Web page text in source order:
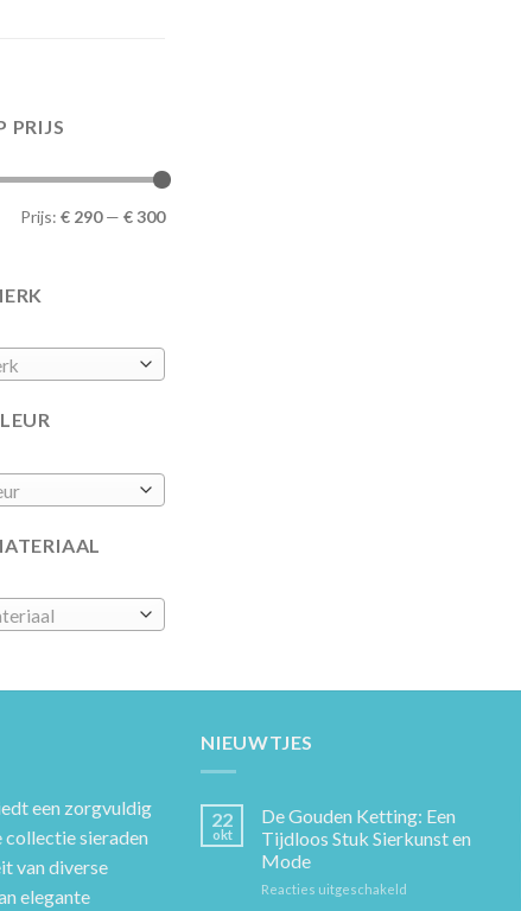
PRIJS
Prijs: € 290— € 300
een zorgvuldig
collectie sieraden
van diverse
elegante
NIEUWTJES
22
okt
De Gouden Ketting: Een
Tijdloos Stuk Sierkunst en
Mode
Reacties uitgeschakeld